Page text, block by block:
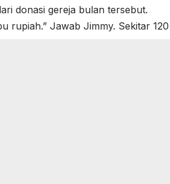
donasi gereja bulan tersebut.
rupiah.” Jawab Jimmy. Sekitar